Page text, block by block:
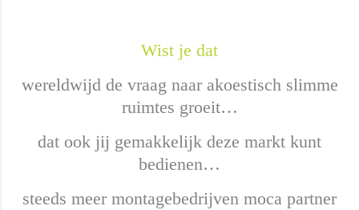
Wist je dat
wereldwijd de vraag naar akoestisch slimme
ruimtes groeit…
dat ook jij gemakkelijk deze markt kunt
bedienen…
steeds meer montagebedrijven moca partner